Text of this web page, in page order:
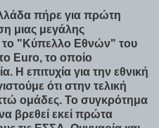
πήρε για πρώτη
μιας μεγάλης
το "Κύπελλο Εθνών" του
Euro, το οποίο
Η επιτυχία για την εθνική
ότι στην τελική
ομάδες. Το συγκρότημα
βρεθεί εκεί πρώτα